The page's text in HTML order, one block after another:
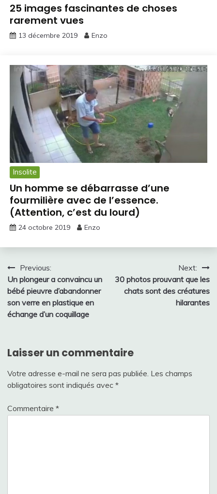
25 images fascinantes de choses
rarement vues
13 décembre 2019 Enzo
Insolite
Un homme se débarrasse d’une
fourmilière avec de l’essence.
(Attention, c’est du lourd)
24 octobre 2019 Enzo
Navigation
de
l’article
Previous:
Un plongeur a convaincu un
bébé pieuvre d’abandonner
son verre en plastique en
échange d’un coquillage
Next:
30 photos prouvant que les
chats sont des créatures
hilarantes
Laisser un commentaire
Votre adresse e-mail ne sera pas publiée. Les champs
obligatoires sont indiqués avec *
Commentaire *